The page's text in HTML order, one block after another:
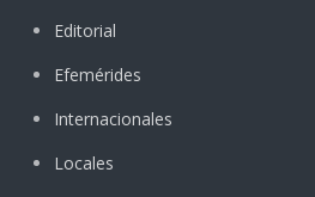
Editorial
Efemérides
Internacionales
Locales